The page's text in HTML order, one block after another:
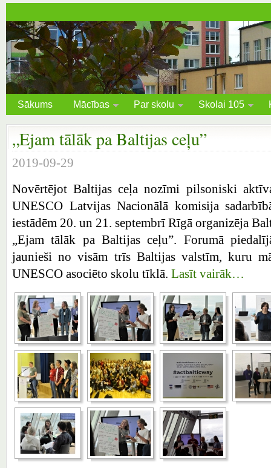
Sākums Mācības Par skolu Skolai 105
„Ejam tālāk pa Baltijas ceļu”
2019-09-29
Novērtējot Baltijas ceļa nozīmi pilsoniski
UNESCO Latvijas Nacionālā komisija
iestādēm 20. un 21. septembrī Rīgā organizēja
„Ejam tālāk pa Baltijas ceļu”. Forumā
jaunieši no visām trīs Baltijas valstīm, kuru
UNESCO asociēto skolu tīklā. Lasīt vairāk…